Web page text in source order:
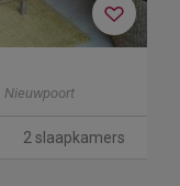
Nieuwpoort
2 slaapkamers